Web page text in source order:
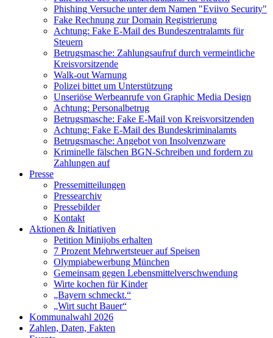
Phishing Versuche unter dem Namen "Eviivo Security"
Fake Rechnung zur Domain Registrierung
Achtung: Fake E-Mail des Bundeszentralamts für
Steuern
Betrugsmasche: Zahlungsaufruf durch vermeintliche
Kreisvorsitzende
Walk-out Warnung
Polizei bittet um Unterstützung
Unseriöse Werbeanrufe von Graphic Media Design
Achtung: Personalbetrug
Betrugsmasche: Fake E-Mail von Kreisvorsitzenden
Achtung: Fake E-Mail des Bundeskriminalamts
Betrugsmasche: Angebot von Insolvenzware
Kriminelle fälschen BGN-Schreiben und fordern zu
Zahlungen auf
Presse
Pressemitteilungen
Pressearchiv
Pressebilder
Kontakt
Aktionen & Initiativen
Petition Minijobs erhalten
7 Prozent Mehrwertsteuer auf Speisen
Olympiabewerbung München
Gemeinsam gegen Lebensmittelverschwendung
Wirte kochen für Kinder
„Bayern schmeckt.“
„Wirt sucht Bauer“
Kommunalwahl 2026
Zahlen, Daten, Fakten